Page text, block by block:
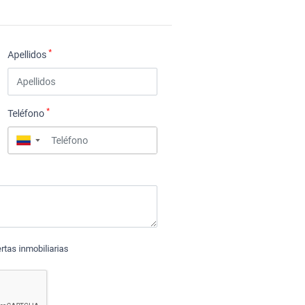
Apellidos*
Teléfono*
▼
inmobiliarias